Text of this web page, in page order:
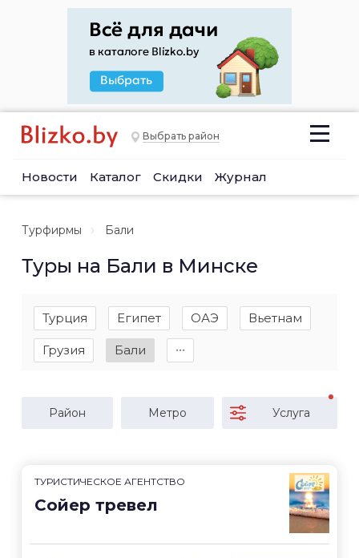
Выбрать район
Новости Каталог Скидки Журнал
Турфирмы Бали
Туры на Бали в Минске
Турция Египет ОАЭ Вьетнам
Грузия Бали ∙∙∙
Район Метро Услуга
ТУРИСТИЧЕСКОЕ АГЕНТСТВО
Сойер тревел